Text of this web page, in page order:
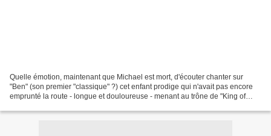
Quelle émotion, maintenant que Michael est mort, d'écouter chanter sur
"Ben" (son premier "classique" ?) cet enfant prodige qui n'avait pas encore
emprunté la route - longue et douloureuse - menant au trône de "King of